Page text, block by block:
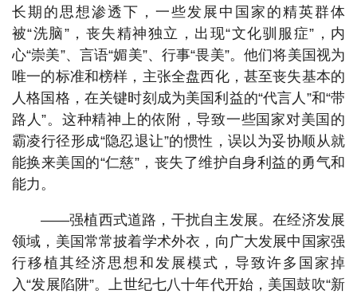
长期的思想渗透下，一些发展中国家的精英群体
被“洗脑”，丧失精神独立，出现“文化驯服症”，内
心“崇美”、言语“媚美”、行事“畏美”。他们将美国视为
唯一的标准和榜样，主张全盘西化，甚至丧失基本的
人格国格，在关键时刻成为美国利益的“代言人”和“带
路人”。这种精神上的依附，导致一些国家对美国的
霸凌行径形成“隐忍退让”的惯性，误以为妥协顺从就
能换来美国的“仁慈”，丧失了维护自身利益的勇气和
能力。
——强植西式道路，干扰自主发展。在经济发展
领域，美国常常披着学术外衣，向广大发展中国家强
行移植其经济思想和发展模式，导致许多国家掉
入“发展陷阱”。上世纪七八十年代开始，美国鼓吹“新